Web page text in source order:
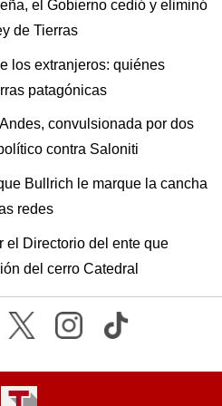
el Gobierno cedió y eliminó
de Tierras
los extranjeros: quiénes
patagónicas
convulsionada por dos
contra Saloniti
Bullrich le marque la cancha
redes
el Directorio del ente que
del cerro Catedral